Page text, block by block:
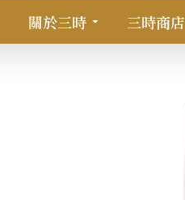
關於三時 三時商店